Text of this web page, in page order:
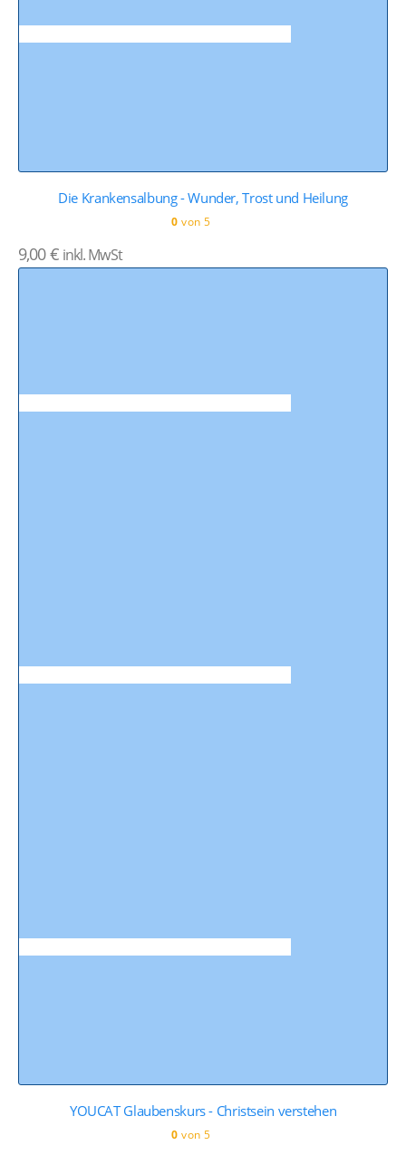
Die Krankensalbung - Wunder, Trost und Heilung
0 von 5
9,00€ inkl. MwSt
YOUCAT Glaubenskurs - Christsein verstehen
0 von 5